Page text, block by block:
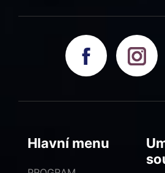
Hlavní menu